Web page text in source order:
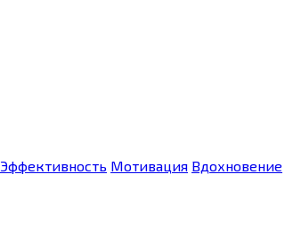
Эффективность Мотивация Вдохновение